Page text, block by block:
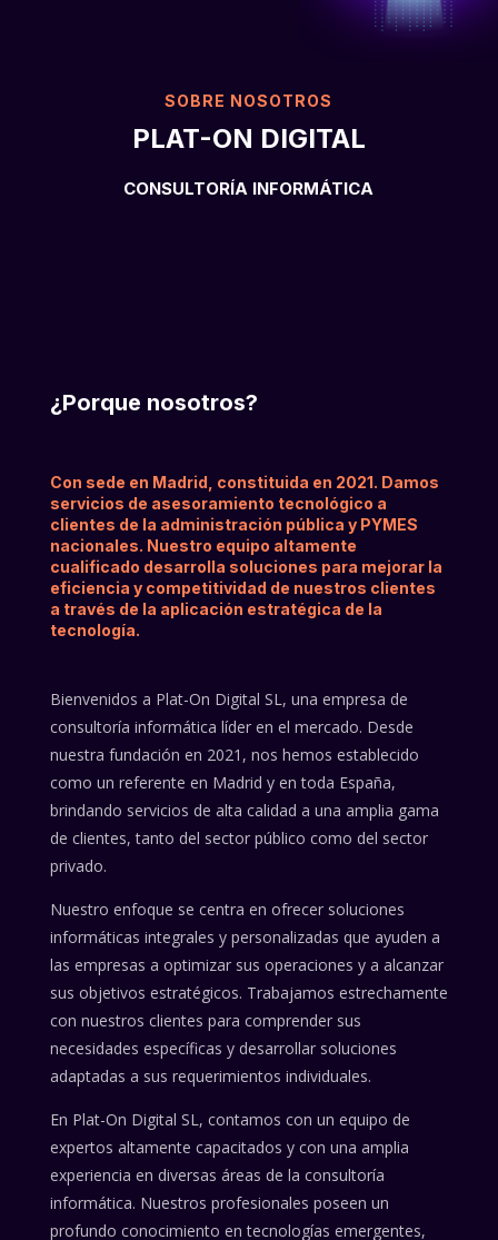
SOBRE NOSOTROS
PLAT-ON DIGITAL
CONSULTORÍA INFORMÁTICA
¿Porque nosotros?
Con sede en Madrid, constituida en 2021. Damos
servicios de asesoramiento tecnológico a
clientes de la administración pública y PYMES
nacionales. Nuestro equipo altamente
cualificado desarrolla soluciones para mejorar la
eficiencia y competitividad de nuestros clientes
a través de la aplicación estratégica de la
tecnología.
Bienvenidos a Plat-On Digital SL, una empresa de
consultoría informática líder en el mercado. Desde
nuestra fundación en 2021, nos hemos establecido
como un referente en Madrid y en toda España,
brindando servicios de alta calidad a una amplia gama
de clientes, tanto del sector público como del sector
privado.
Nuestro enfoque se centra en ofrecer soluciones
informáticas integrales y personalizadas que ayuden a
las empresas a optimizar sus operaciones y a alcanzar
sus objetivos estratégicos. Trabajamos estrechamente
con nuestros clientes para comprender sus
necesidades específicas y desarrollar soluciones
adaptadas a sus requerimientos individuales.
En Plat-On Digital SL, contamos con un equipo de
expertos altamente capacitados y con una amplia
experiencia en diversas áreas de la consultoría
informática. Nuestros profesionales poseen un
profundo conocimiento en tecnologías emergentes,